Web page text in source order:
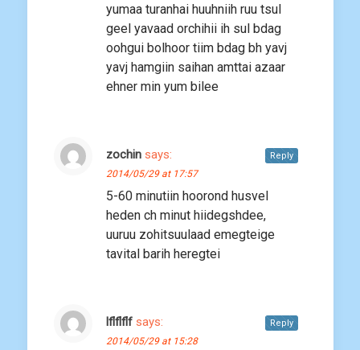
yumaa turanhai huuhniih ruu tsul
geel yavaad orchihii ih sul bdag
oohgui bolhoor tiim bdag bh yavj
yavj hamgiin saihan amttai azaar
ehner min yum bilee
zochin says:
2014/05/29 at 17:57
5-60 minutiin hoorond husvel
heden ch minut hiidegshdee,
uuruu zohitsuulaad emegteige
tavital barih heregtei
Reply
lflflflf says:
2014/05/29 at 15:28
Reply